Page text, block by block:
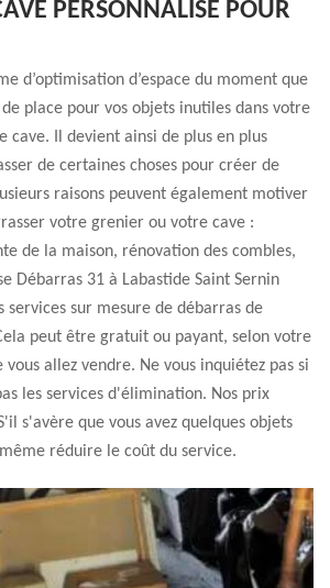
PERSONNALISÉ POUR
d’optimisation d’espace du moment que
place pour vos objets inutiles dans votre
cave. Il devient ainsi de plus en plus
de certaines choses pour créer de
raisons peuvent également motiver
votre grenier ou votre cave :
de la maison, rénovation des combles,
Débarras 31 à Labastide Saint Sernin
services sur mesure de débarras de
peut être gratuit ou payant, selon votre
allez vendre. Ne vous inquiétez pas si
les services d'élimination. Nos prix
s'avère que vous avez quelques objets
réduire le coût du service.